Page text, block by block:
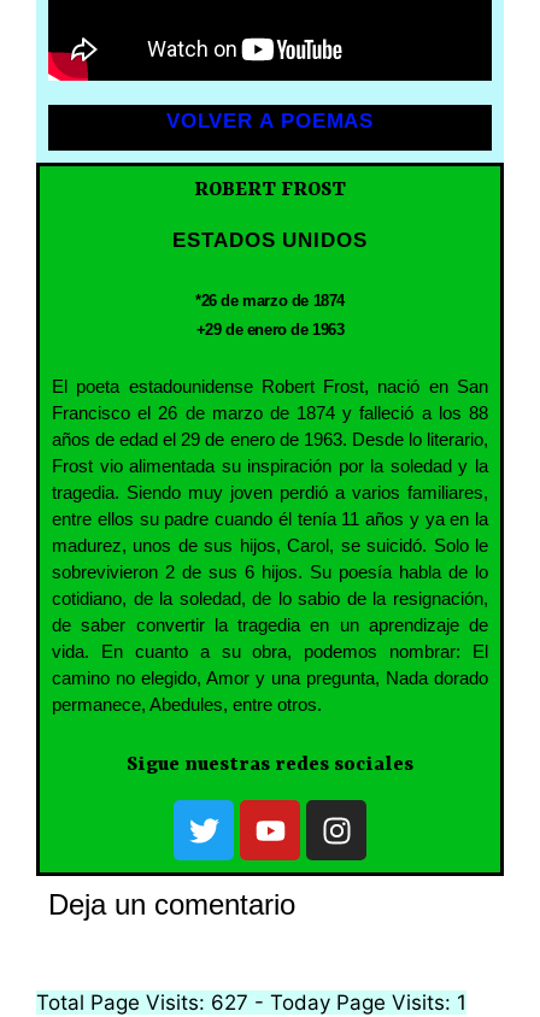
VOLVER A POEMAS
ROBERT FROST
ESTADOS UNIDOS
*26 de marzo de 1874
+29 de enero de 1963
El poeta estadounidense Robert Frost, nació en San
Francisco el 26 de marzo de 1874 y falleció a los 88
años de edad el 29 de enero de 1963. Desde lo literario,
Frost vio alimentada su inspiración por la soledad y la
tragedia. Siendo muy joven perdió a varios familiares,
entre ellos su padre cuando él tenía 11 años y ya en la
madurez, unos de sus hijos, Carol, se suicidó. Solo le
sobrevivieron 2 de sus 6 hijos. Su poesía habla de lo
cotidiano, de la soledad, de lo sabio de la resignación,
de saber convertir la tragedia en un aprendizaje de
vida. En cuanto a su obra, podemos nombrar: El
camino no elegido, Amor y una pregunta, Nada dorado
permanece, Abedules, entre otros.
Sigue nuestras redes sociales
Deja un comentario
Total Page Visits: 627 - Today Page Visits: 1